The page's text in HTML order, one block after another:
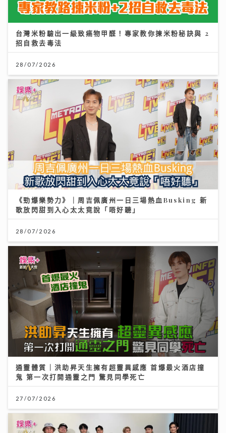
《勁爆樂勢力》｜周吉佩廣州一日三場熱血Busking 新
歌放閃甜到入心太太竟說「唔好聽」
28/07/2026
通靈體質｜洪助昇天生擁有超靈異感應 首爆最火酒店撞
鬼 第一次打開通靈之門 驚見同學死亡
27/07/2026